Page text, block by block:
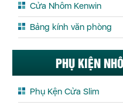
Cửa Nhôm Kenwin
Bảng kính văn phòng
PHỤ KIỆN
Phụ Kện Cửa Slim